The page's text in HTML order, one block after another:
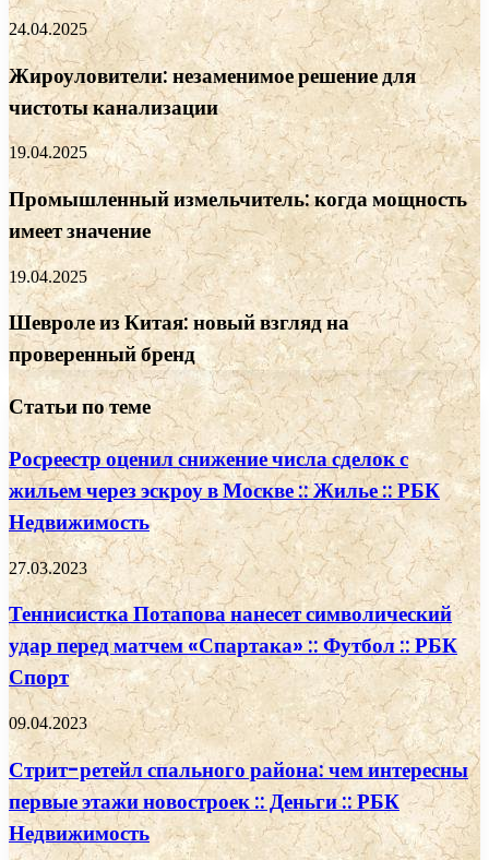
24.04.2025
Жироуловители: незаменимое решение для
чистоты канализации
19.04.2025
Промышленный измельчитель: когда мощность
имеет значение
19.04.2025
Шевроле из Китая: новый взгляд на
проверенный бренд
Статьи по теме
Росреестр оценил снижение числа сделок с
жильем через эскроу в Москве :: Жилье :: РБК
Недвижимость
27.03.2023
Теннисистка Потапова нанесет символический
удар перед матчем «Спартака» :: Футбол :: РБК
Спорт
09.04.2023
Стрит-ретейл спального района: чем интересны
первые этажи новостроек :: Деньги :: РБК
Недвижимость